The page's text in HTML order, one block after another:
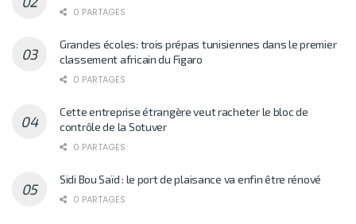
0 PARTAGES
Grandes écoles: trois prépas tunisiennes dans le premier
classement africain du Figaro
0 PARTAGES
Cette entreprise étrangère veut racheter le bloc de
contrôle de la Sotuver
0 PARTAGES
Sidi Bou Saïd : le port de plaisance va enfin être rénové
0 PARTAGES